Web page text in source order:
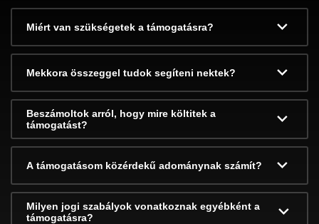
Miért van szükségetek a támogatásra?
Mekkora összeggel tudok segíteni nektek?
Beszámoltok arról, hogy mire költitek a
támogatást?
A támogatásom közérdekű adománynak számít?
Milyen jogi szabályok vonatkoznak egyébként a
támogatásra?